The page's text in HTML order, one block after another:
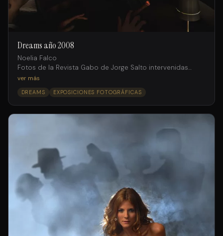
Dreams año 2008
Noelia Falco
Fotos de la Revista Gabo de Jorge Salto intervenidas
digitalmente por Facundo Iglesias
ver más
DREAMS EXPOSICIONES FOTOGRÁFICAS